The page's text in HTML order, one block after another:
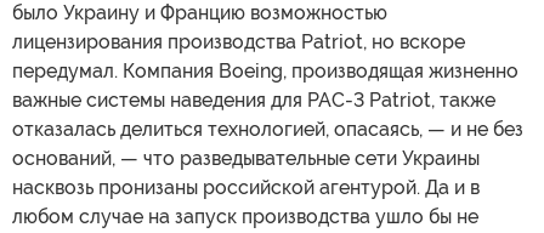
было Украину и Францию возможностью
лицензирования производства Patriot, но вскоре
передумал. Компания Boeing, производящая жизненно
важные системы наведения для PAC-3 Patriot, также
отказалась делиться технологией, опасаясь, — и не без
оснований, — что разведывательные сети Украины
насквозь пронизаны российской агентурой. Да и в
любом случае на запуск производства ушло бы не